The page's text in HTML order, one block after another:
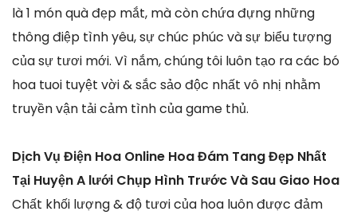
là 1 món quà đẹp mắt, mà còn chứa đựng những
thông điệp tình yêu, sự chúc phúc và sự biểu tượng
của sự tươi mới. Vì nắm, chúng tôi luôn tạo ra các bó
hoa tuoi tuyệt vời & sắc sảo độc nhất vô nhị nhằm
truyền vận tải cảm tình của game thủ.
Dịch Vụ Điện Hoa Online Hoa Đám Tang Đẹp Nhất
Tại Huyện A lưới Chụp Hình Trước Và Sau Giao Hoa
Chất khối lượng & độ tươi của hoa luôn được đảm